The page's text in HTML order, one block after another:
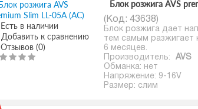
Есть в наличии
Добавить к сравнению
Отзывов (0)
Блок розжига AVS
(Код:43638)
Блок розжига дает
тем самым разжигает
6 месяцев.
Производитель:
AVS
Обманка: нет
Напряжение: 9-16V
Размер: слим